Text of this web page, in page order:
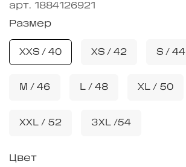
арт. 1884126921
Размер
XXS / 40 XS / 42 S / 44
M / 46 L / 48 XL / 50
XXL / 52 3XL /54
Цвет